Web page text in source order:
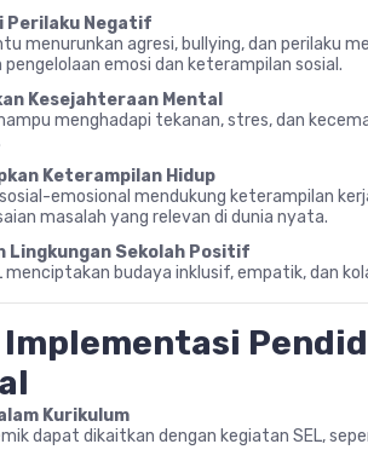
Perilaku Negatif
menurunkan agresi, bullying, dan perilaku
emosi dan keterampilan sosial.
Kesejahteraan Mental
menghadapi tekanan, stres, dan
Keterampilan Hidup
emosional mendukung keterampilan
masalah yang relevan di dunia nyata.
Lingkungan Sekolah Positif
menciptakan budaya inklusif, empatik, dan
Kurikulum
dapat dikaitkan dengan kegiatan SEL,